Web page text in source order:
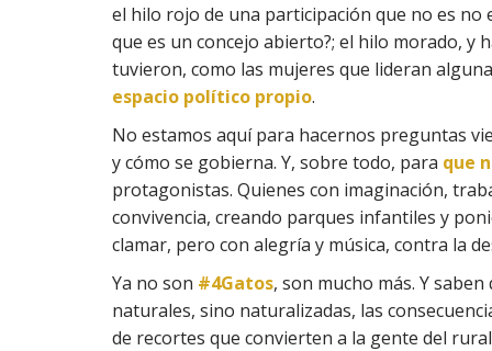
el hilo rojo de una participación que no es no
que es un concejo abierto?; el hilo morado, y
tuvieron, como las mujeres que lideran
espacio político propio.
No estamos aquí para hacernos preguntas
y cómo se gobierna. Y, sobre todo, para que
protagonistas. Quienes con imaginación,
convivencia, creando parques infantiles y
clamar, pero con alegría y música, contra la
Ya no son #4Gatos, son mucho más. Y
naturales, sino naturalizadas, las
de recortes que convierten a la gente del